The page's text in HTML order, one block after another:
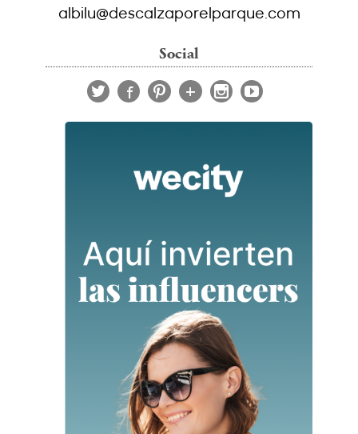
albilu@descalzaporelparque.com
Social